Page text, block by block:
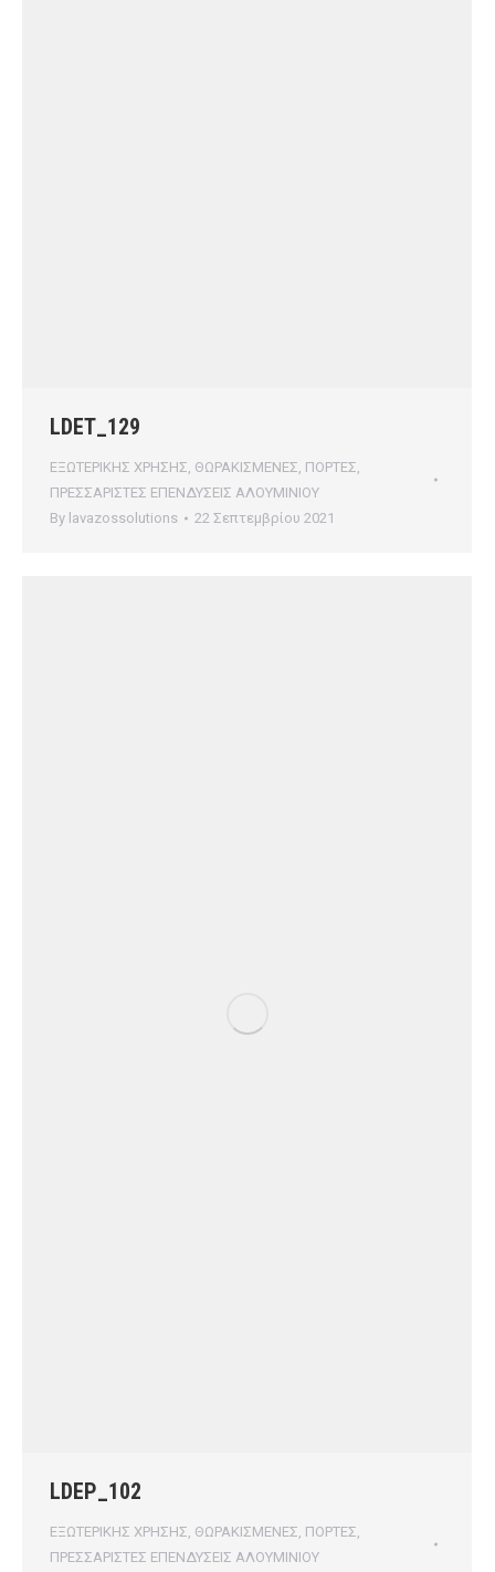
LDET_129
ΕΞΩΤΕΡΙΚΗΣ ΧΡΗΣΗΣ, ΘΩΡΑΚΙΣΜΕΝΕΣ, ΠΟΡΤΕΣ,
ΠΡΕΣΣΑΡΙΣΤΕΣ ΕΠΕΝΔΥΣΕΙΣ ΑΛΟΥΜΙΝΙΟΥ
By lavazossolutions 22 Σεπτεμβρίου 2021
LDEP_102
ΕΞΩΤΕΡΙΚΗΣ ΧΡΗΣΗΣ, ΘΩΡΑΚΙΣΜΕΝΕΣ, ΠΟΡΤΕΣ,
ΠΡΕΣΣΑΡΙΣΤΕΣ ΕΠΕΝΔΥΣΕΙΣ ΑΛΟΥΜΙΝΙΟΥ